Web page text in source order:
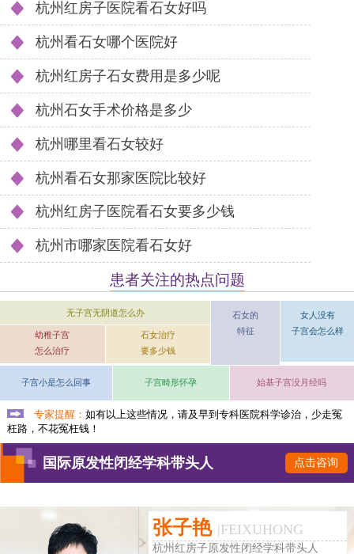
杭州红房子医院看石女好吗
杭州看石女哪个医院好
杭州红房子石女费用是多少呢
杭州石女手术价格是多少
杭州哪里看石女较好
杭州看石女那家医院比较好
杭州红房子医院看石女要多少钱
杭州市哪家医院看石女好
患者关注的热点问题
无子宫无阴道怎么办
幼稚子宫
怎么治疗
石女治疗
要多少钱
石女的
特征
女人没有
子宫会怎么样
子宫小是怎么回事 子宫畸形怀孕 始基子宫没月经吗
专家提醒：如有以上这些情况，请及早到专科医院科学诊治，少走冤
枉路，不花冤枉钱！
国际原发性闭经学科带头人 点击咨询
张子艳 |FEIXUHONG
杭州红房子原发性闭经学科带头人